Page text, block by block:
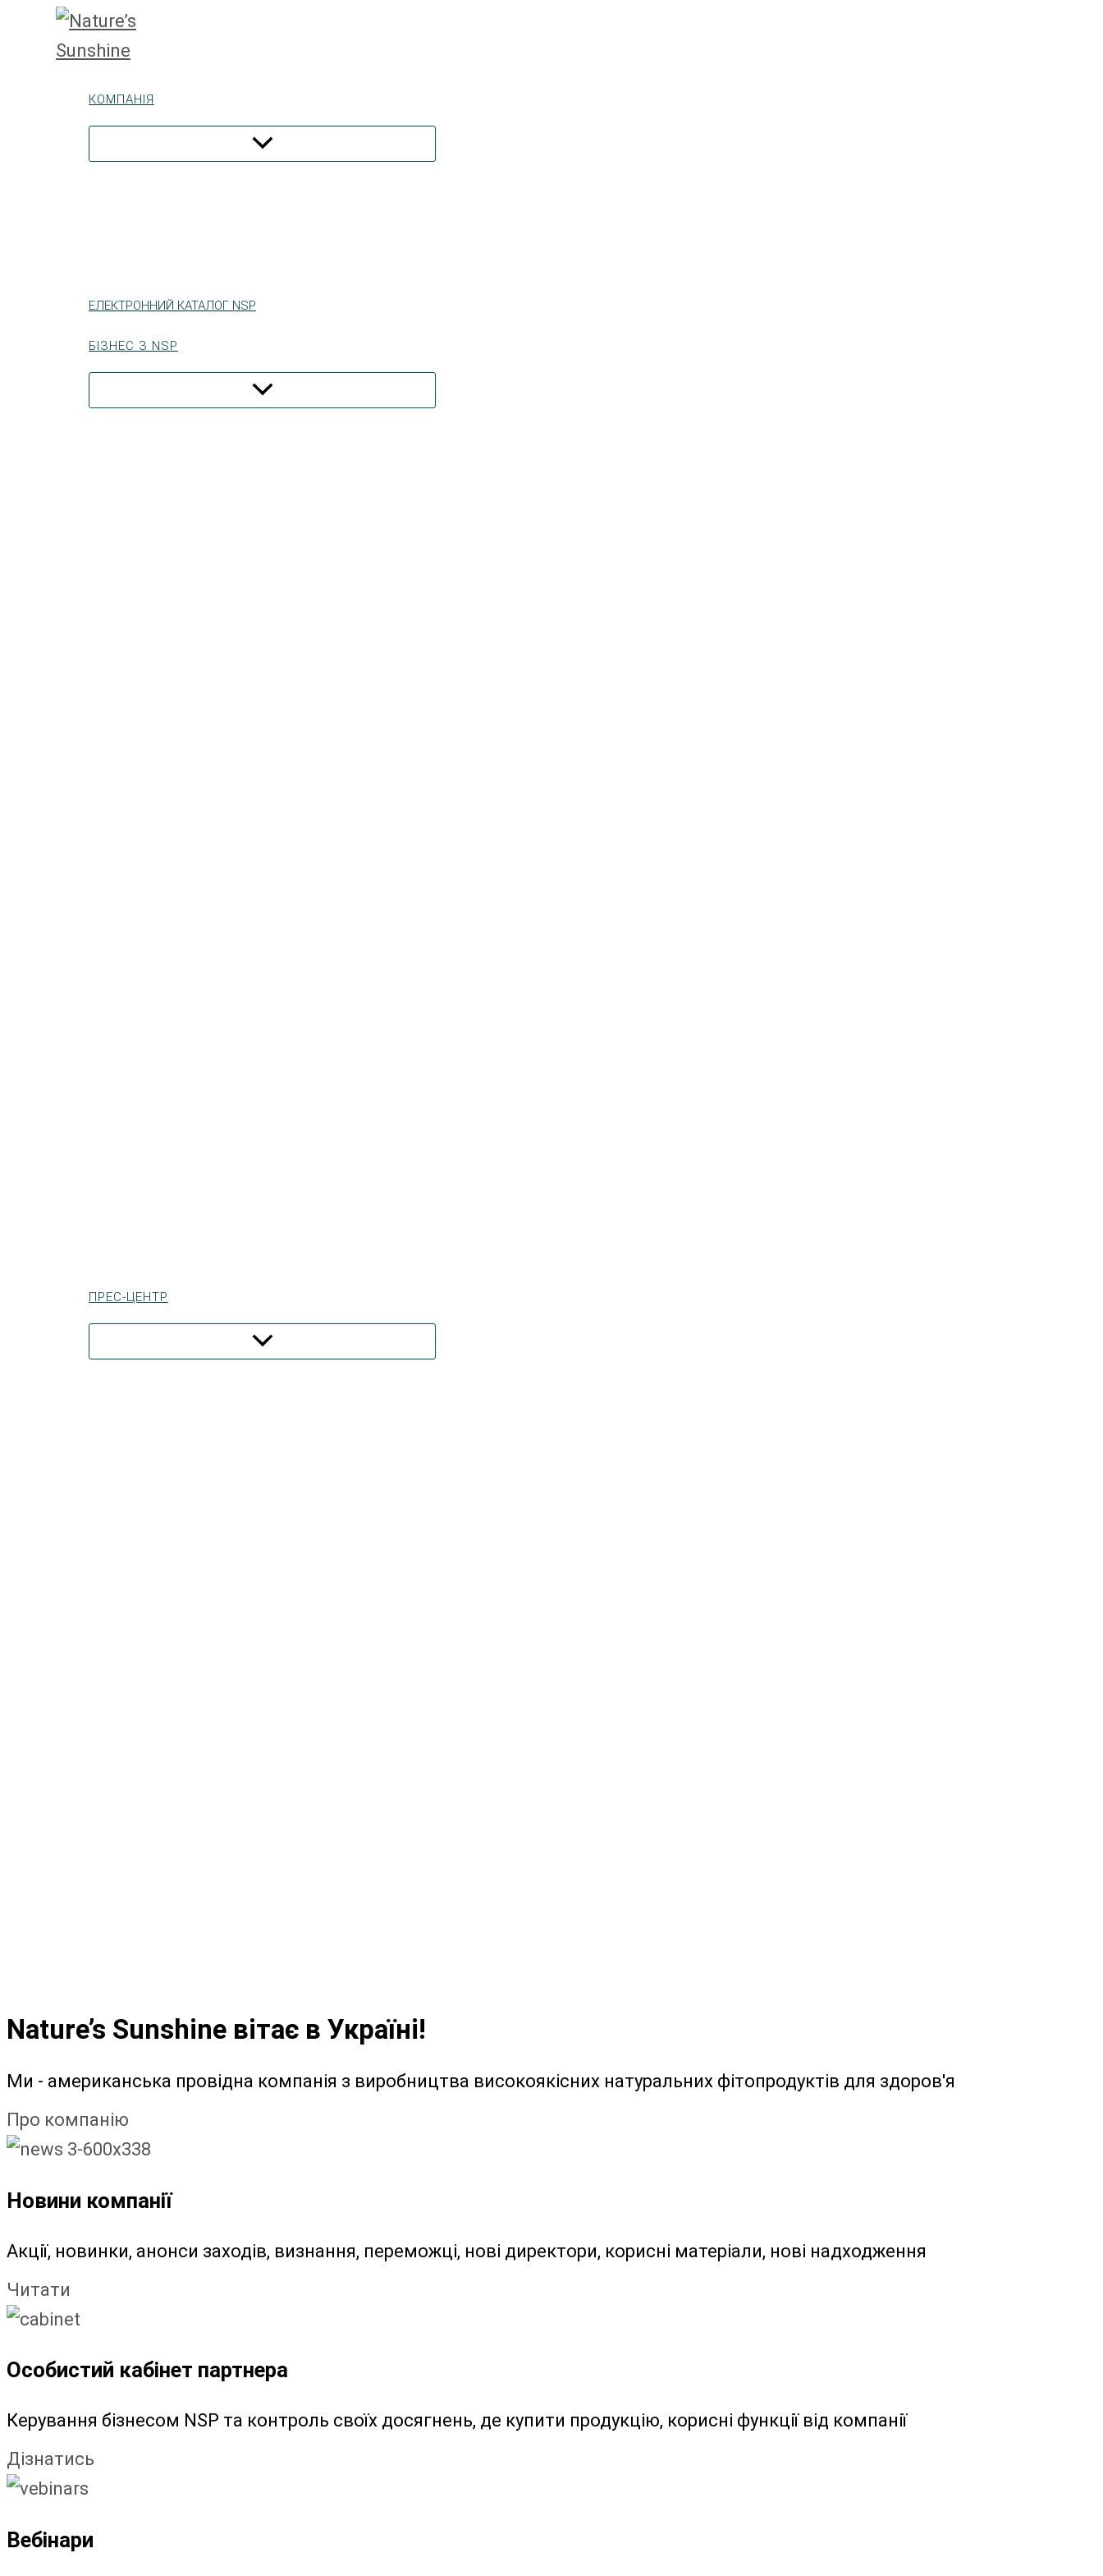
Перейти
КОМПАНІЯ
ЕЛЕКТРОННИЙ КАТАЛОГ NSP
БІЗНЕС З NSP
ПРЕС-ЦЕНТР
Nature’s Sunshine вітає в Україні!
Ми - американська провідна компанія з виробництва високоякісних натуральних фітопродуктів для здоров'я
Про компанію
Новини компанії
Акції, новинки, анонси заходів, визнання, переможці, нові директори, корисні матеріали, нові надходження
Читати
Особистий кабінет партнера
Керування бізнесом NSP та контроль своїх досягнень, де купити продукцію, корисні функції від компанії
Дізнатись
Вебінари